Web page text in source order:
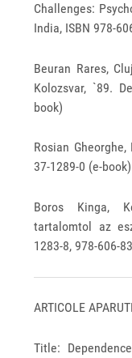
Challenges:
India, ISBN 978-
Beuran Rares,
Kolozsvar, `89.
book)
Rosian
37-1289-0 (e-book)
Boros Kinga,
tartalomtol az
1283-8, 978-606-
ARTICOLE
Title: